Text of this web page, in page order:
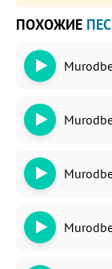
ПОХОЖИЕ